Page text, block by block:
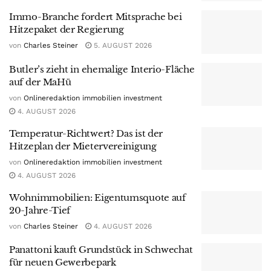
Immo-Branche fordert Mitsprache bei
Hitzepaket der Regierung
von Charles Steiner 5. AUGUST 2026
Butler’s zieht in ehemalige Interio-Fläche
auf der MaHü
von Onlineredaktion immobilien investment
4. AUGUST 2026
Temperatur-Richtwert? Das ist der
Hitzeplan der Mietervereinigung
von Onlineredaktion immobilien investment
4. AUGUST 2026
Wohnimmobilien: Eigentumsquote auf
20-Jahre-Tief
von Charles Steiner 4. AUGUST 2026
Panattoni kauft Grundstück in Schwechat
für neuen Gewerbepark